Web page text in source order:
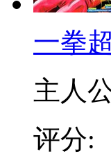
一拳
主人
评分: